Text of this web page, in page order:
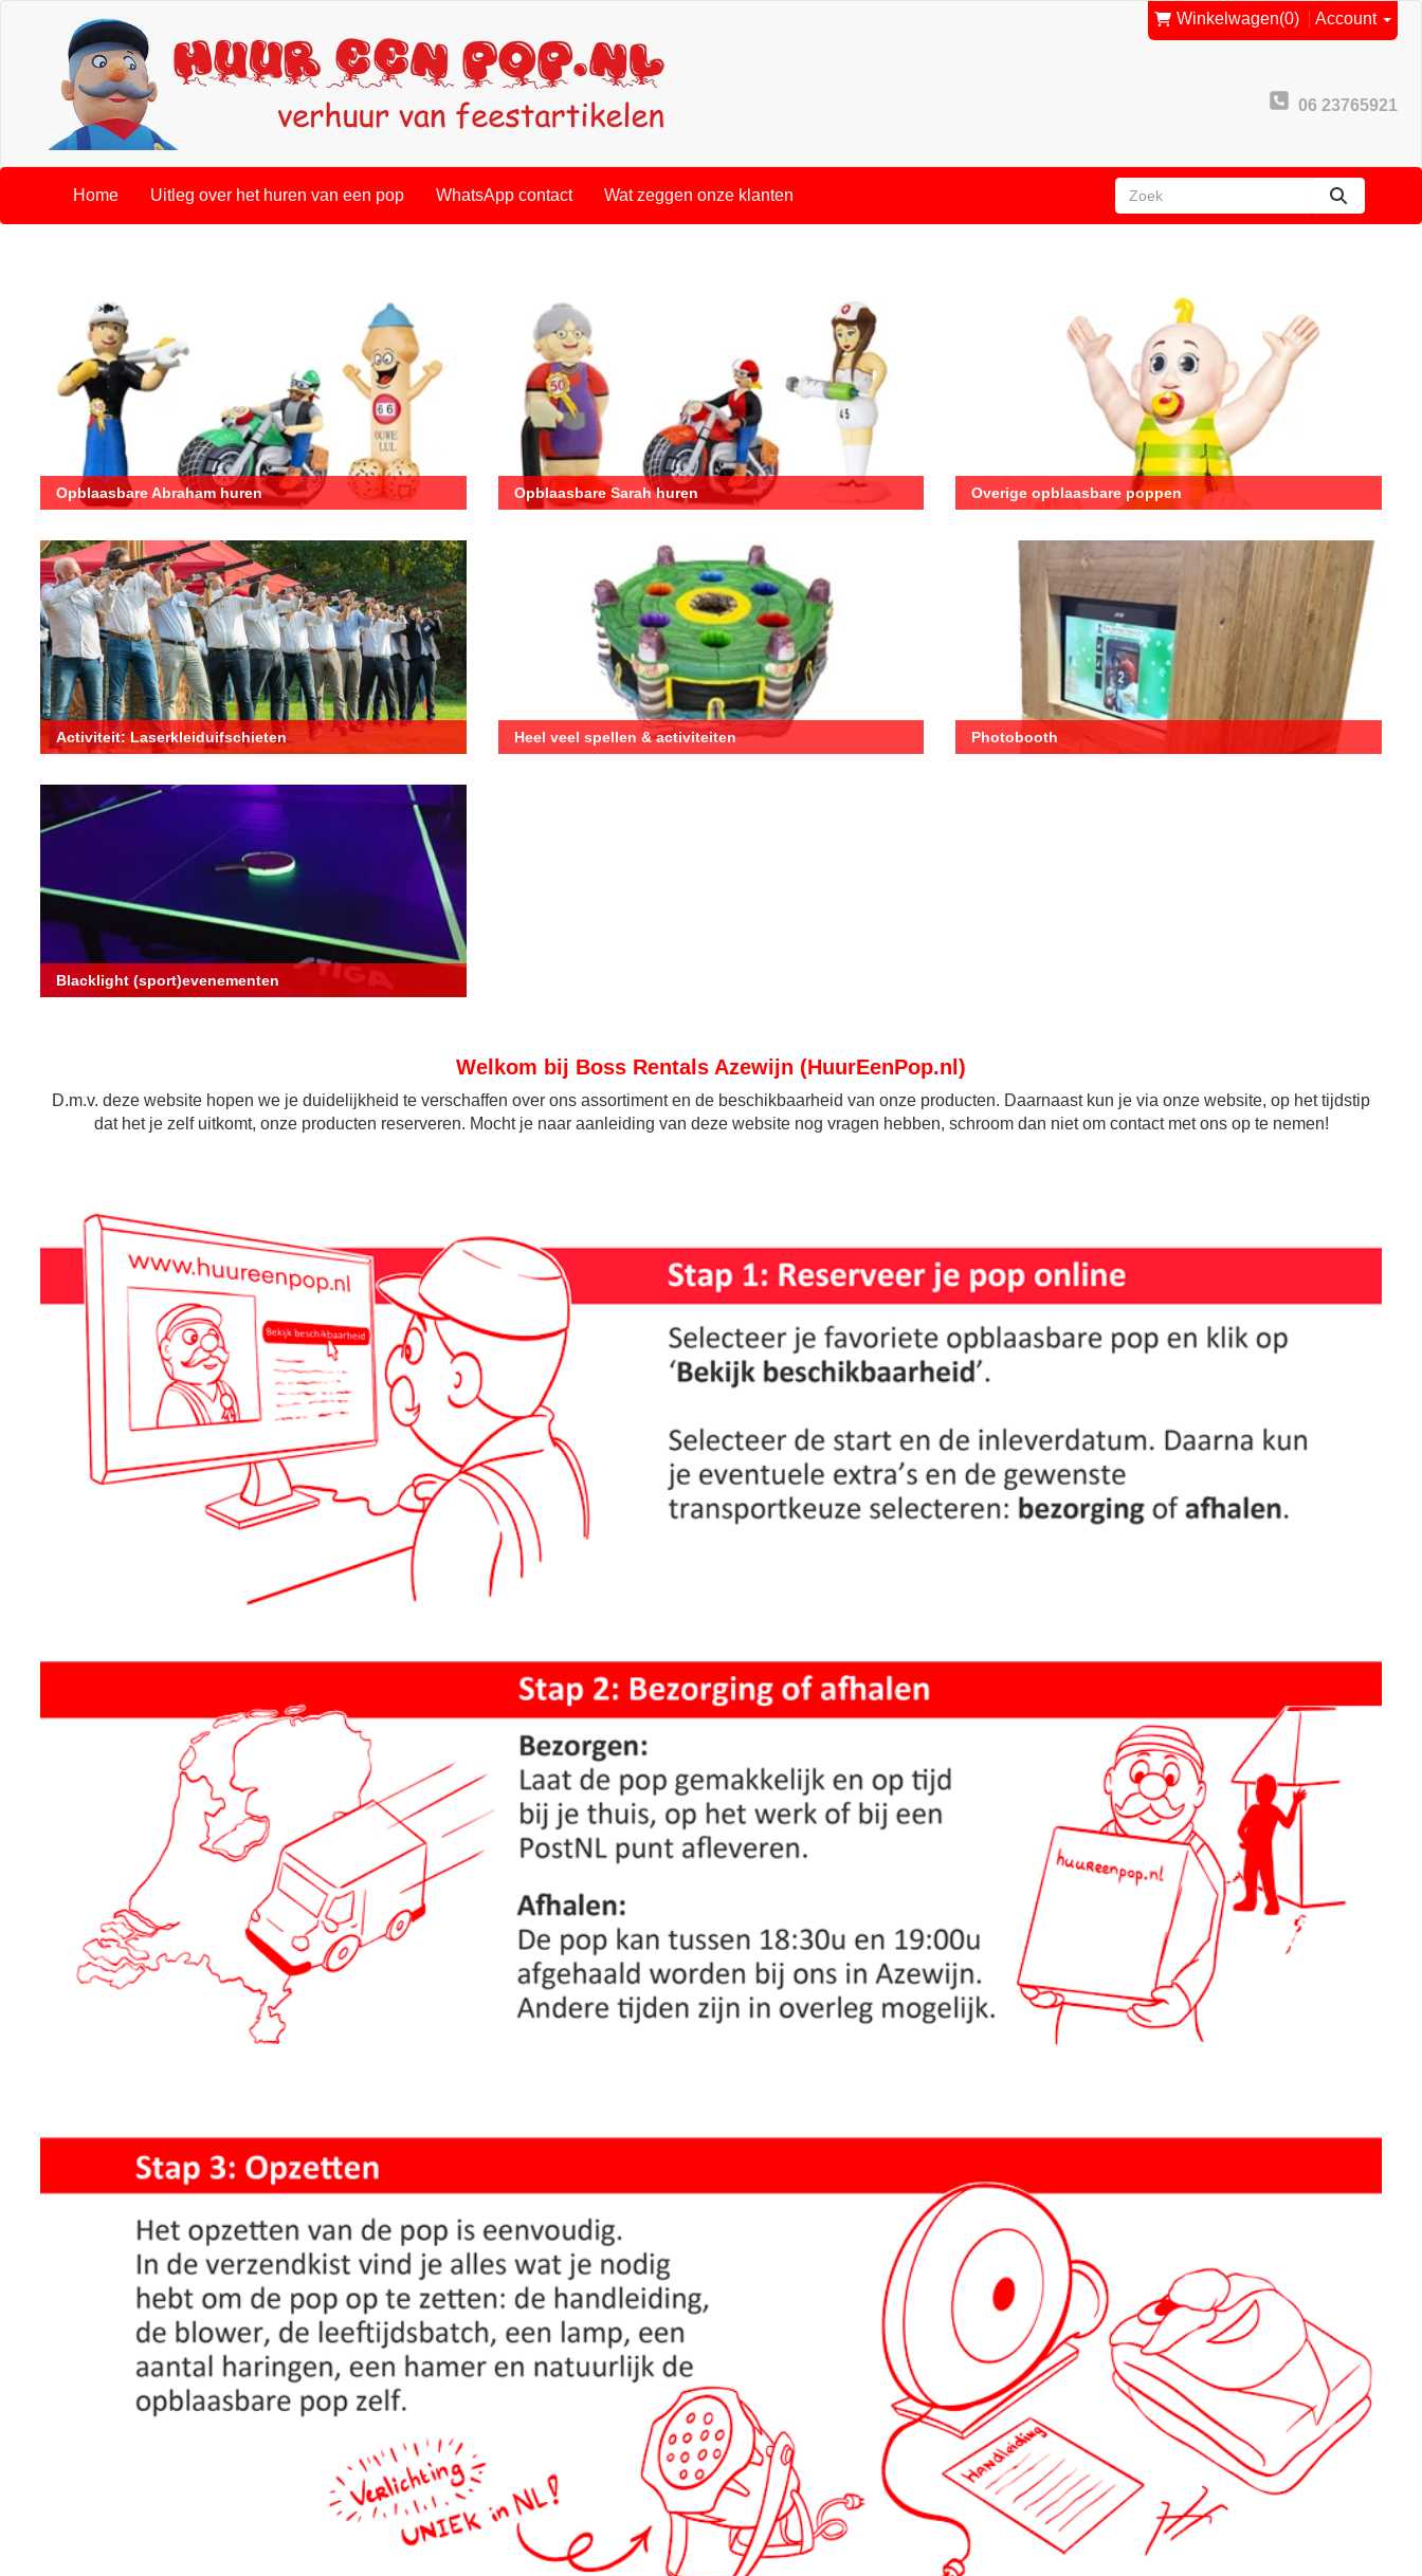
Winkelwagen(0) Account
06 23765921
Home Uitleg over het huren van een pop WhatsApp contact Wat zeggen onze klanten
zoeken
Opblaasbare Abraham huren Opblaasbare Sarah huren Overige opblaasbare poppen
Activiteit: Laserkleiduifschieten Heel veel spellen & activiteiten Photobooth
Blacklight (sport)evenementen
Welkom bij Boss Rentals Azewijn (HuurEenPop.nl)
D.m.v. deze website hopen we je duidelijkheid te verschaffen over ons assortiment en de beschikbaarheid van onze producten. Daarnaast kun je via onze website, op het tijdstip
dat het je zelf uitkomt, onze producten reserveren. Mocht je naar aanleiding van deze website nog vragen hebben, schroom dan niet om contact met ons op te nemen!